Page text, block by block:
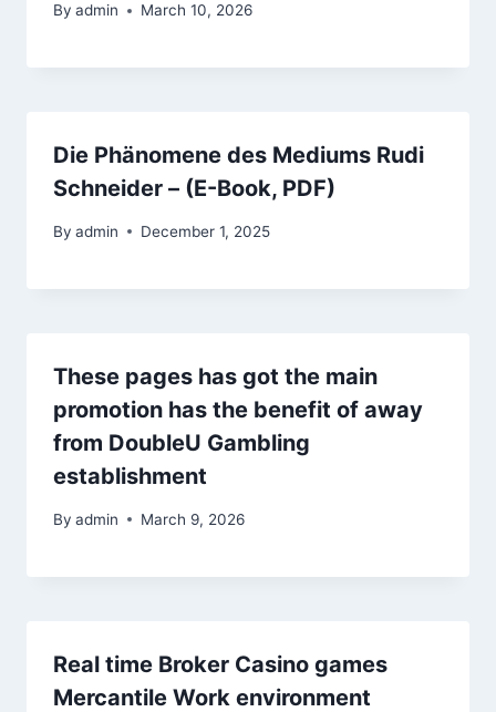
By admin March 10, 2026
Die Phänomene des Mediums Rudi
Schneider – (E-Book, PDF)
By admin December 1, 2025
These pages has got the main
promotion has the benefit of away
from DoubleU Gambling
establishment
By admin March 9, 2026
Real time Broker Casino games
Mercantile Work environment